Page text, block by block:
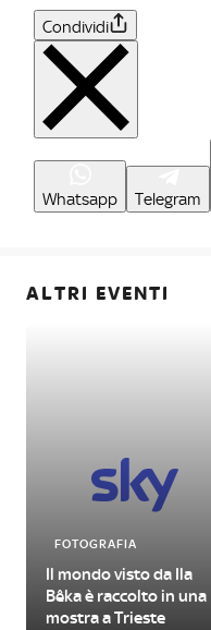
Condividi
Whatsapp Telegram
ALTRI EVENTI
FOTOGRAFIA
Il mondo visto da Ila
Bêka è raccolto in una
mostra a Trieste